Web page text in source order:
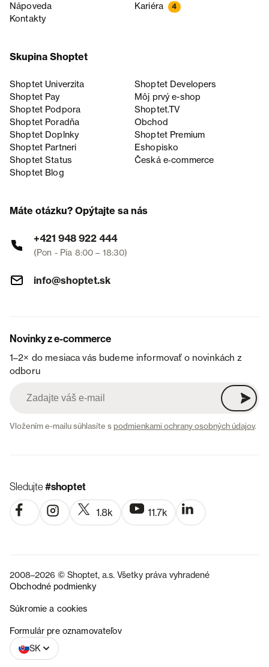
Nápoveda
Kariéra 4
Kontakty
Skupina Shoptet
Shoptet Univerzita
Shoptet Developers
Shoptet Pay
Môj prvý e-shop
Shoptet Podpora
Shoptet.TV
Shoptet Poradňa
Obchod
Shoptet Doplnky
Shoptet Premium
Shoptet Partneri
Eshopisko
Shoptet Status
Česká e‑commerce
Shoptet Blog
Máte otázku? Opýtajte sa nás
+421 948 922 444
(Pon - Pia 8:00 – 18:30)
info@shoptet.sk
Novinky z e-commerce
1–2× do mesiaca vás budeme informovať o novinkách z
odboru
Vložením e-mailu súhlasíte spodmienkami ochrany osobných údajov.
Sledujte#shoptet
1.8k 11.7k
2008–2026 © Shoptet, a.s. Všetky práva vyhradené
Obchodné podmienky
Súkromie a cookies
Formulár pre oznamovateľov
SK